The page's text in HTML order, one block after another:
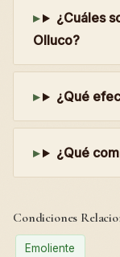
¿Cuáles
Olluco?
¿Qué
¿Qué
Condiciones
Emoliente